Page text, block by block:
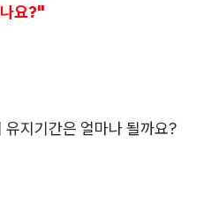
요?"
지기간은 얼마나 될까요?